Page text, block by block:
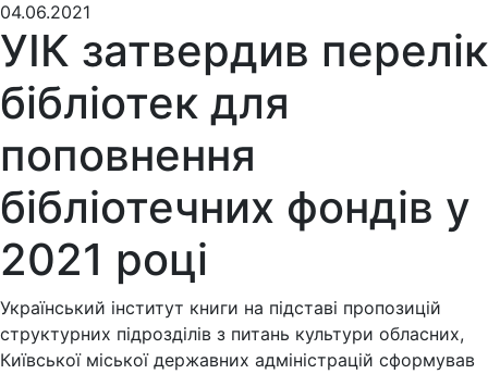
04.06.2021
УІК затвердив перелік
бібліотек для
поповнення
бібліотечних фондів у
2021 році
Український інститут книги на підставі пропозицій
структурних підрозділів з питань культури обласних,
Київської міської державних адміністрацій сформував